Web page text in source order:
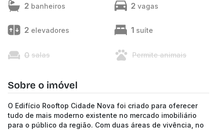
2 banheiros 2 vagas
2 elevadores 1 suíte
0 salas Permite animais
Sobre o imóvel
O Edifício Rooftop Cidade Nova foi criado para oferecer
tudo de mais moderno existente no mercado imobiliário
para o público da região. Com duas áreas de vivência, no